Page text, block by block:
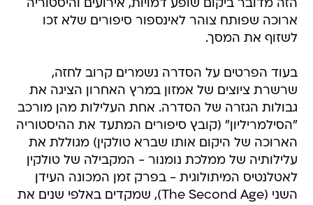
הזה מדובר ביקום שופע דמויות, אירועים והיסטוריה
ארוכה שפותח צוהר לאינספור סיפורים שלא זכו
לשזוף את המסך.
בעוד הפרטים על הסדרה נשמרים קרוב לחזה,
שרשרת ציוצים של אמזון במרץ האחרון הציגה את
גבולות הגזרה של הסדרה. אחת העלילות מהן מורכב
"הסילמריליון" (קובץ סיפורים המתעד את ההיסטוריה
הארוכה של היקום אותו שברא טולקין) מגוללת את
עלילותיה של ממלכת נומנור - המקבילה של טולקין
לאטלנטיס המיתולוגית - בפרק זמן המכונה העידן
השני (The Second Age), שמקדים באלפי שנים את